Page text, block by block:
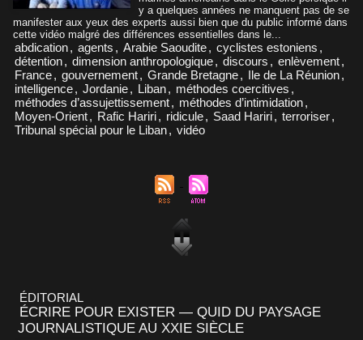
y a quelques années ne manquent pas de se
manifester aux yeux des experts aussi bien que du public informé dans
cette vidéo malgré des différences essentielles dans le...
abdication, agents , Arabie Saoudite, cyclistes estoniens ,
détention, dimension anthropologique, discours , enlèvement,
France, gouvernement, Grande Bretagne, Ile de La Réunion,
intelligence, Jordanie, Liban, méthodes coercitives ,
méthodes d’assujettissement, méthodes d’intimidation,
Moyen-Orient, Rafic Hariri, ridicule, Saad Hariri, terroriser,
Tribunal spécial pour le Liban, vidéo
ÉDITORIAL
ÉCRIRE POUR EXISTER — QUID DU PAYSAGE
JOURNALISTIQUE AU XXIE SIÈCLE